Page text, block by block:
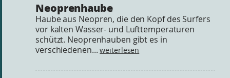
Neoprenhaube
Haube aus Neopren, die den Kopf des Surfers
vor kalten Wasser- und Lufttemperaturen
schützt. Neoprenhauben gibt es in
verschiedenen...weiterlesen